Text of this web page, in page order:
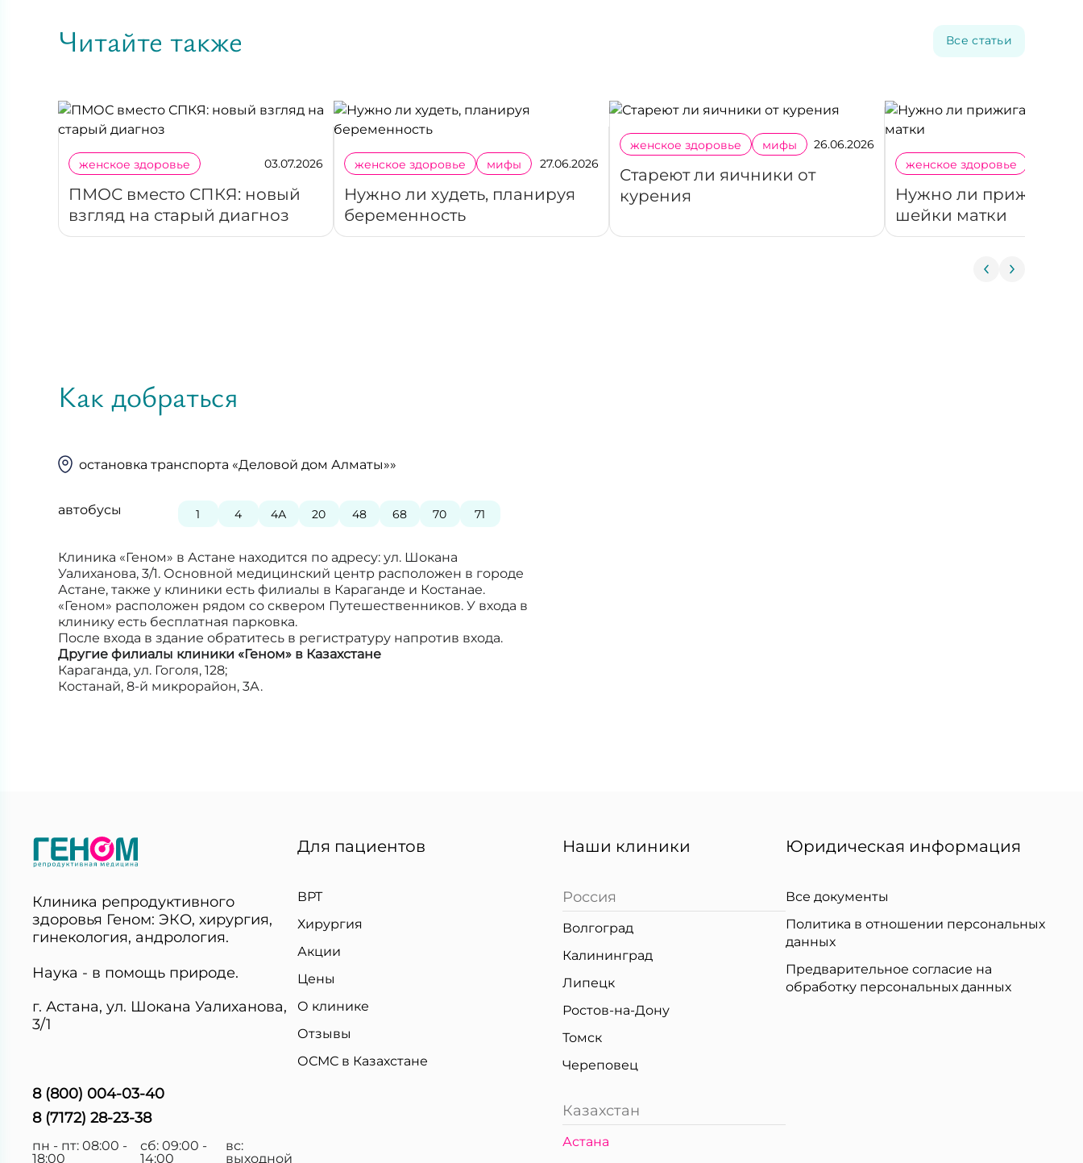
Читайте также Все статьи
женское здоровье 03.07.2026
ПМОС вместо СПКЯ: новый
взгляд на старый диагноз
женское здоровье мифы 27.06.2026
Нужно ли худеть, планируя
беременность
женское здоровье мифы 26.06.2026
Стареют ли яичники от
курения
женское здоровье
Нужно ли прижигать
шейки матки
Как добраться
остановка транспорта «Деловой дом Алматы»»
автобусы 1 4 4А 20 48 68 70 71
Клиника «Геном» в Астане находится по адресу: ул. Шокана
Уалиханова, 3/1. Основной медицинский центр расположен в городе
Астане, также у клиники есть филиалы в Караганде и Костанае.
«Геном» расположен рядом со сквером Путешественников. У входа в
клинику есть бесплатная парковка.
После входа в здание обратитесь в регистратуру напротив входа.
Другие филиалы клиники «Геном» в Казахстане
Караганда, ул. Гоголя, 128;
Костанай, 8-й микрорайон, 3А.
Клиника репродуктивного
здоровья Геном: ЭКО, хирургия,
гинекология, андрология.
Наука - в помощь природе.
г. Астана, ул. Шокана Уалиханова,
3/1
8 (800) 004-03-40
8 (7172) 28-23-38
пн - пт: 08:00 -
18:00
сб: 09:00 -
14:00
вс:
выходной
Для пациентов
ВРТ
Хирургия
Акции
Цены
О клинике
Отзывы
ОСМС в Казахстане
Наши клиники
Россия
Волгоград
Калининград
Липецк
Ростов-на-Дону
Томск
Череповец
Казахстан
Астана
Юридическая информация
Все документы
Политика в отношении персональных
данных
Предварительное согласие на
обработку персональных данных